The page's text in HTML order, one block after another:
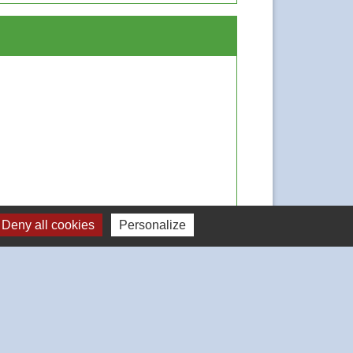
Deny all cookies Personalize